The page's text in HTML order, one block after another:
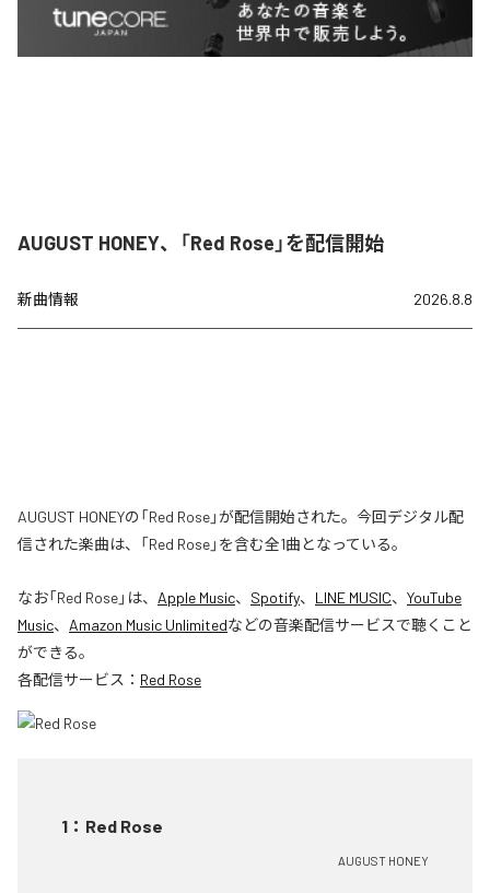
AUGUST HONEY、「Red Rose」を配信開始
新曲情報 2026.8.8
AUGUST HONEYの「Red Rose」が配信開始された。今回デジタル配
信された楽曲は、「Red Rose」を含む全1曲となっている。
なお「Red Rose」は、 Apple Music、 Spotify、 LINE MUSIC、 YouTube
Music、 Amazon Music Unlimitedなどの音楽配信サービスで聴くこと
ができる。
各配信サービス： Red Rose
1 ： Red Rose
AUGUST HONEY